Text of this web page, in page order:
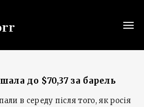
до $70,37 за барель
в середу після того, як росія